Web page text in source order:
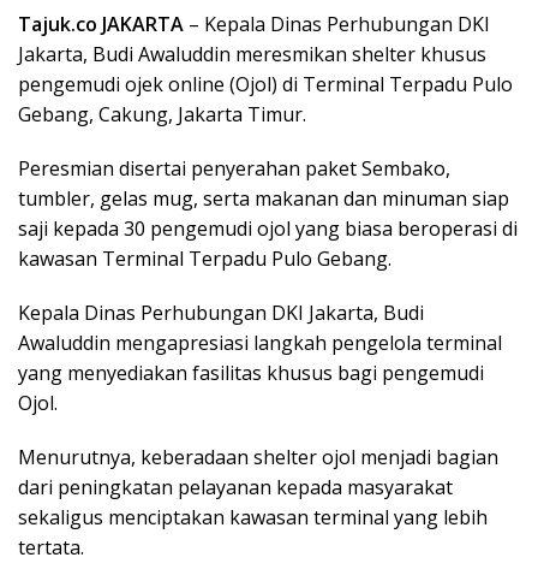
Tajuk.co JAKARTA – Kepala Dinas Perhubungan DKI
Jakarta, Budi Awaluddin meresmikan shelter khusus
pengemudi ojek online (Ojol) di Terminal Terpadu Pulo
Gebang, Cakung, Jakarta Timur.
Peresmian disertai penyerahan paket Sembako,
tumbler, gelas mug, serta makanan dan minuman siap
saji kepada 30 pengemudi ojol yang biasa beroperasi di
kawasan Terminal Terpadu Pulo Gebang.
Kepala Dinas Perhubungan DKI Jakarta, Budi
Awaluddin mengapresiasi langkah pengelola terminal
yang menyediakan fasilitas khusus bagi pengemudi
Ojol.
Menurutnya, keberadaan shelter ojol menjadi bagian
dari peningkatan pelayanan kepada masyarakat
sekaligus menciptakan kawasan terminal yang lebih
tertata.